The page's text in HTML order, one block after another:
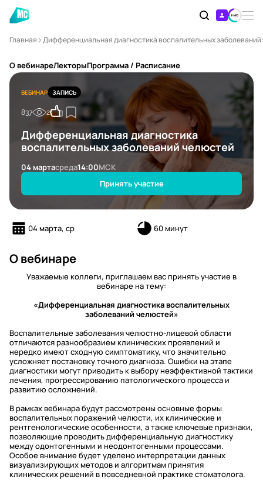
Главная Дифференциальная диагностика воспалительных
О вебинареЛекторыПрограмма / Расписание
ВЕБИНАР ЗАПИСЬ
837 2
Дифференциальная диагностика
воспалительных заболеваний челюстей
04 мартасреда14:00МСК
Принять участие
04 марта, ср 60 минут
О вебинаре
Уважаемые коллеги, приглашаем вас принять участие в
вебинаре на тему:
«Дифференциальная диагностика воспалительных
заболеваний челюстей»
Воспалительные заболевания челюстно-лицевой области
отличаются разнообразием клинических проявлений и
нередко имеют сходную симптоматику, что значительно
усложняет постановку точного диагноза. Ошибки на этапе
диагностики могут приводить к выбору неэффективной тактики
лечения, прогрессированию патологического процесса и
развитию осложнений.
В рамках вебинара будут рассмотрены основные формы
воспалительных поражений челюсти, их клинические и
рентгенологические особенности, а также ключевые признаки,
позволяющие проводить дифференциальную диагностику
между одонтогенными и неодонтогенными процессами.
Особое внимание будет уделено интерпретации данных
визуализирующих методов и алгоритмам принятия
клинических решений в повседневной практике стоматолога.